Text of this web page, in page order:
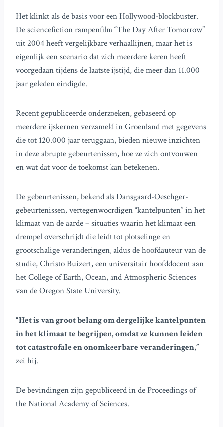
Het klinkt als de basis voor een Hollywood-blockbuster.
De sciencefiction rampenfilm “The Day After Tomorrow”
uit 2004 heeft vergelijkbare verhaallijnen, maar het is
eigenlijk een scenario dat zich meerdere keren heeft
voorgedaan tijdens de laatste ijstijd, die meer dan 11.000
jaar geleden eindigde.
Recent gepubliceerde onderzoeken, gebaseerd op
meerdere ijskernen verzameld in Groenland met gegevens
die tot 120.000 jaar teruggaan, bieden nieuwe inzichten
in deze abrupte gebeurtenissen, hoe ze zich ontvouwen
en wat dat voor de toekomst kan betekenen.
De gebeurtenissen, bekend als Dansgaard-Oeschger-
gebeurtenissen, vertegenwoordigen “kantelpunten” in het
klimaat van de aarde – situaties waarin het klimaat een
drempel overschrijdt die leidt tot plotselinge en
grootschalige veranderingen, aldus de hoofdauteur van de
studie, Christo Buizert, een universitair hoofddocent aan
het College of Earth, Ocean, and Atmospheric Sciences
van de Oregon State University.
“Het is van groot belang om dergelijke kantelpunten
in het klimaat te begrijpen, omdat ze kunnen leiden
tot catastrofale en onomkeerbare veranderingen,”
zei hij.
De bevindingen zijn gepubliceerd in de Proceedings of
the National Academy of Sciences.